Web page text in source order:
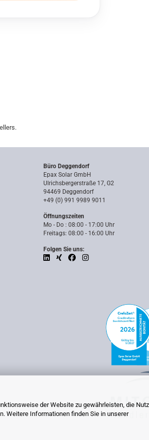
der Website zu gewährleisten, die
Weitere Informationen finden Sie in unserer
Büro Deggendorf
Epax Solar GmbH
Ulrichsbergerstraße 17, G2
94469 Deggendorf
+49 (0) 991 9989 9011
Öffnungszeiten
Mo - Do : 08:00 - 17:00 Uhr
Freitags: 08:00 - 16:00 Uhr
Folgen Sie uns: